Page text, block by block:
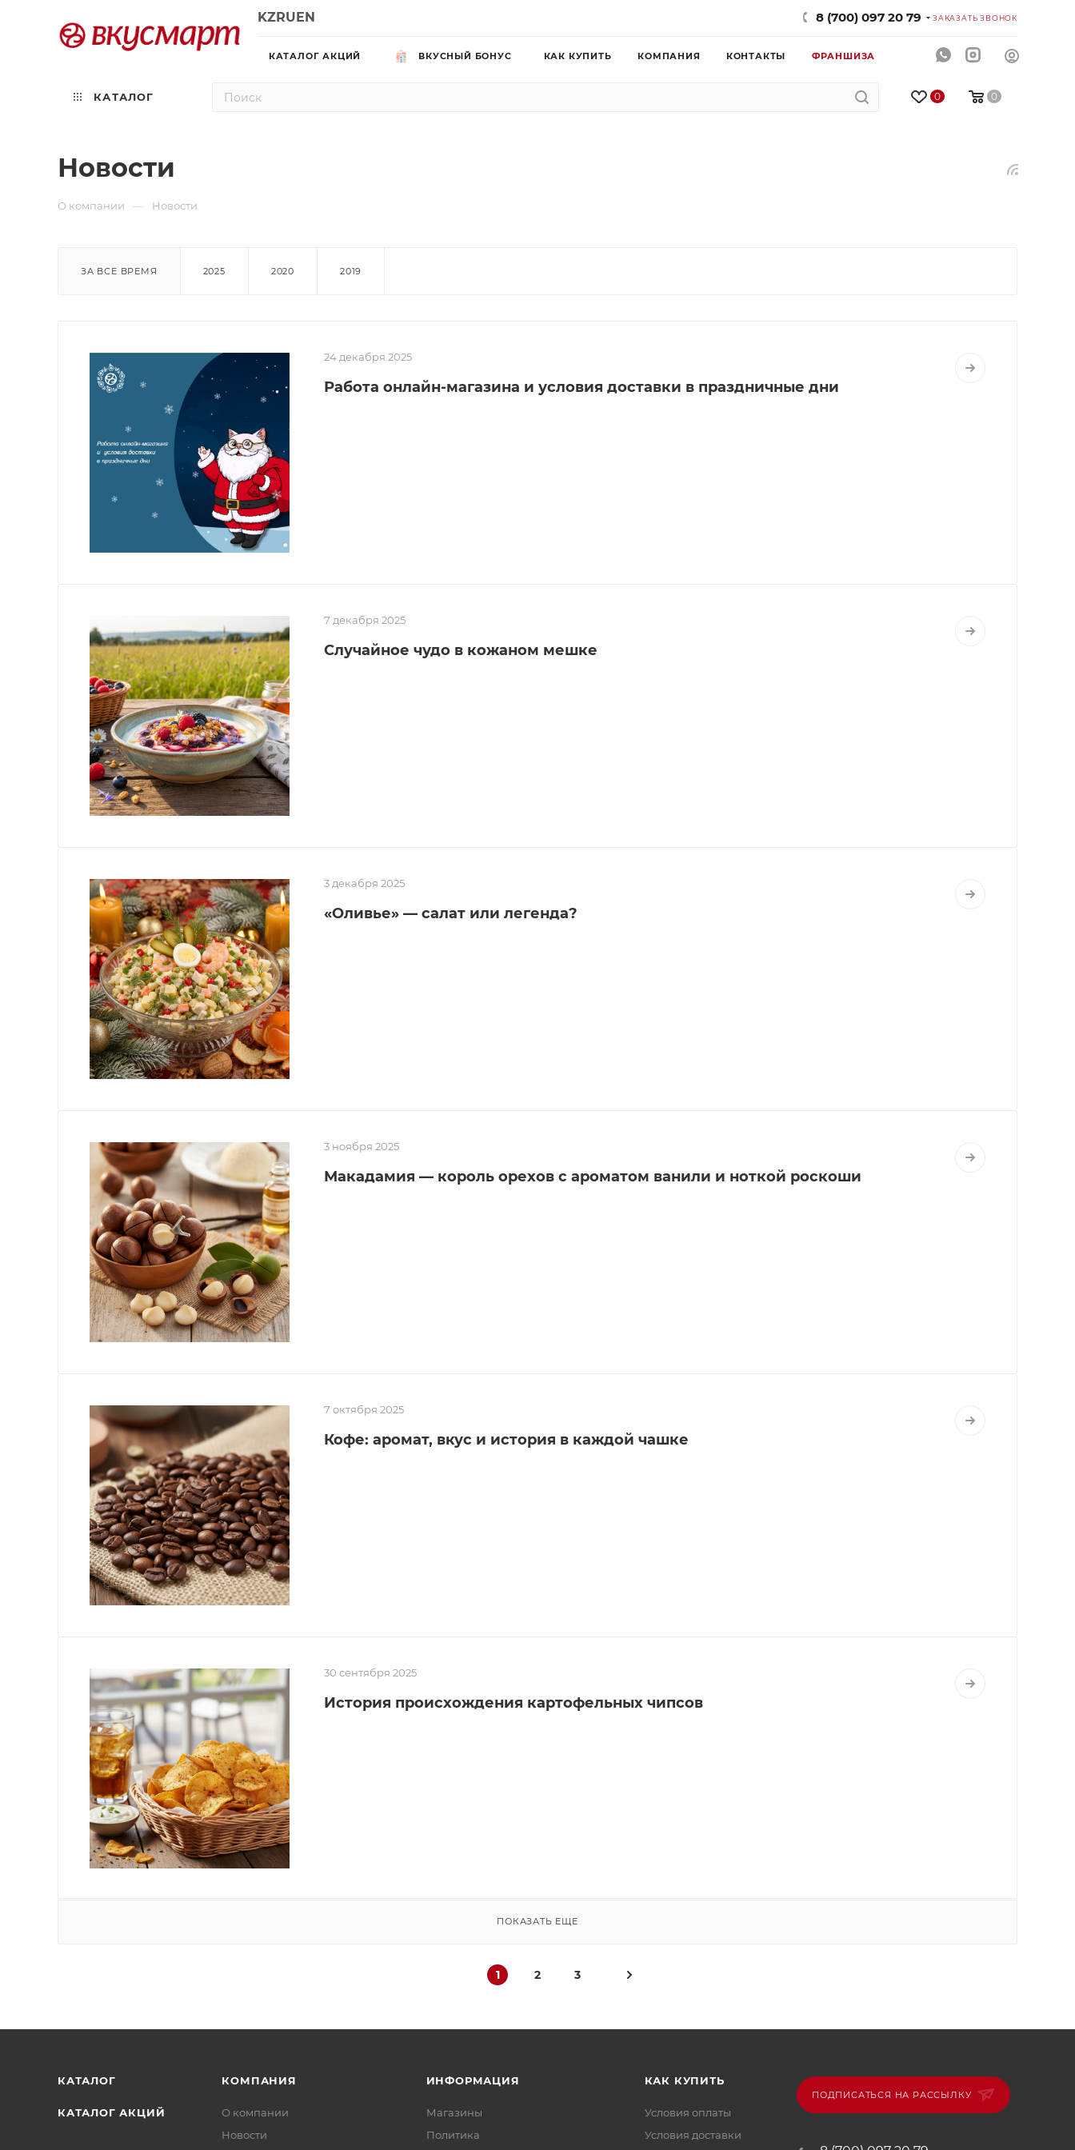
KZRUEN 8 (700) 097 20 79 ЗАКАЗАТЬ ЗВОНОК
КАТАЛОГ АКЦИЙ ВКУСНЫЙ БОНУС КАК КУПИТЬ КОМПАНИЯ КОНТАКТЫ ФРАНШИЗА
0 0
КАТАЛОГ
Новости
О компании — Новости
ЗА ВСЕ ВРЕМЯ 2025 2020 2019
24 декабря 2025
Работа онлайн-магазина и условия доставки в праздничные дни
7 декабря 2025
Случайное чудо в кожаном мешке
3 декабря 2025
«Оливье» — салат или легенда?
3 ноября 2025
Макадамия — король орехов с ароматом ванили и ноткой роскоши
7 октября 2025
Кофе: аромат, вкус и история в каждой чашке
30 сентября 2025
История происхождения картофельных чипсов
ПОКАЗАТЬ ЕЩЕ
1 2 3
КАТАЛОГ
КАТАЛОГ АКЦИЙ
КОМПАНИЯ
О компании
Новости
ИНФОРМАЦИЯ
Магазины
Политика
КАК КУПИТЬ
Условия оплаты
Условия доставки
ПОДПИСАТЬСЯ НА РАССЫЛКУ